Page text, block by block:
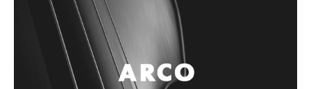
Mezcladora
Interfaz